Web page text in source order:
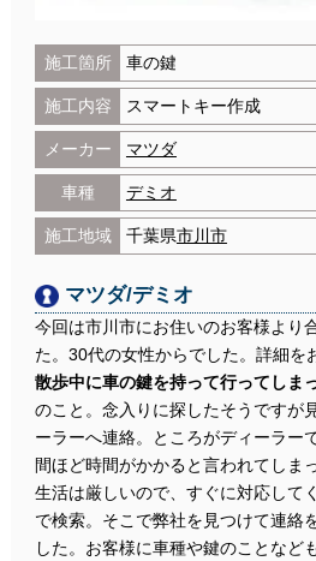
施工箇所 車の鍵
施工内容 スマートキー作成
メーカー マツダ
車種 デミオ
施工地域 千葉県市川市
マツダ/デミオ
今回は市川市にお住いのお客様より
た。30代の女性からでした。詳細を
散歩中に車の鍵を持って行ってしま
のこと。念入りに探したそうですが
ーラーへ連絡。ところがディーラー
間ほど時間がかかると言われてしま
生活は厳しいので、すぐに対応して
で検索。そこで弊社を見つけて連絡
した。お客様に車種や鍵のことなど